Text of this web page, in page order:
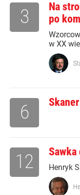
Na
po
w XX
3
Skaner
6
Henryk
12